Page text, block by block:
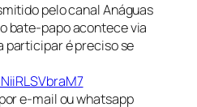
pelo canal Anáguas
bate-papo acontece via
participar é preciso se
e-mail ou whatsapp